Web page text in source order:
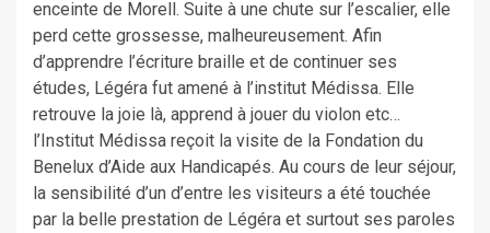
enceinte de Morell. Suite à une chute sur l’escalier, elle
perd cette grossesse, malheureusement. Afin
d’apprendre l’écriture braille et de continuer ses
études, Légéra fut amené à l’institut Médissa. Elle
retrouve la joie là, apprend à jouer du violon etc…
l’Institut Médissa reçoit la visite de la Fondation du
Benelux d’Aide aux Handicapés. Au cours de leur séjour,
la sensibilité d’un d’entre les visiteurs a été touchée
par la belle prestation de Légéra et surtout ses paroles